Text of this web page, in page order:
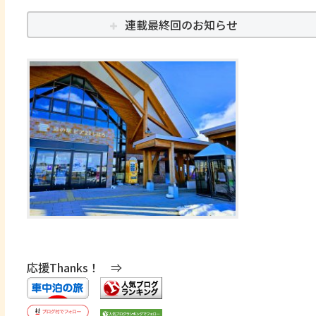
連載最終回のお知らせ
応援Thanks！ ⇒